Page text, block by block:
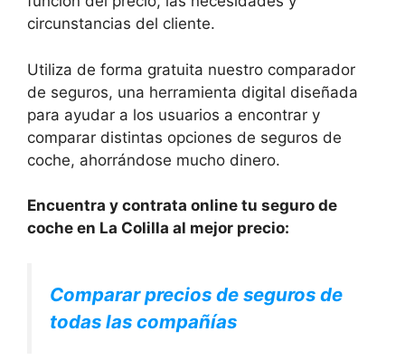
circunstancias del cliente.
Utiliza de forma gratuita nuestro comparador
de seguros, una herramienta digital diseñada
para ayudar a los usuarios a encontrar y
comparar distintas opciones de seguros de
coche, ahorrándose mucho dinero.
Encuentra y contrata online tu seguro de
coche en La Colilla al mejor precio:
Comparar precios de seguros de
todas las compañías